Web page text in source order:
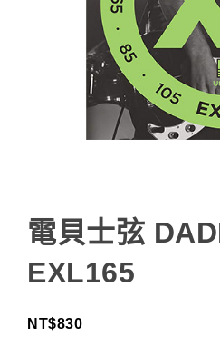
電貝士弦
EXL165
NT$830